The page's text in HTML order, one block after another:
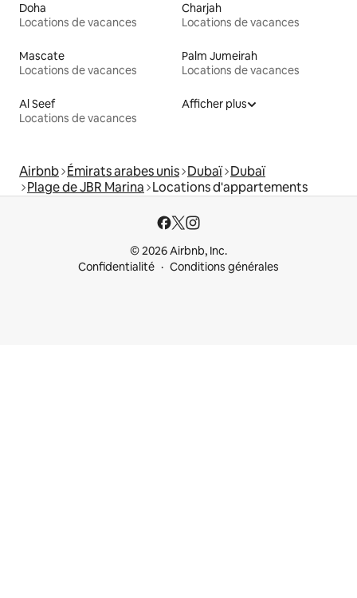
Doha
Locations de vacances
Charjah
Locations de vacances
Mascate
Locations de vacances
Palm Jumeirah
Locations de vacances
Al Seef
Locations de vacances
Afficher plus
Airbnb Émirats arabes unis Dubaï Dubaï
Plage de JBR Marina Locations d'appartements
© 2026 Airbnb, Inc.
Confidentialité
Conditions générales